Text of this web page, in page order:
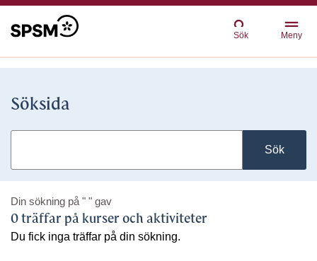
Sök Meny
Söksida
Sök
Din sökning på " " gav
0 träffar på kurser och aktiviteter
Du fick inga träffar på din sökning.